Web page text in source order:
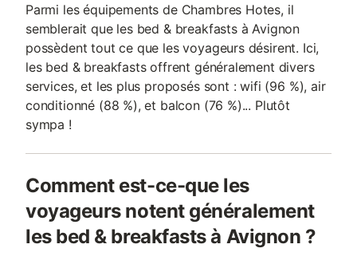
Parmi les équipements de Chambres Hotes, il
semblerait que les bed & breakfasts à Avignon
possèdent tout ce que les voyageurs désirent. Ici,
les bed & breakfasts offrent généralement divers
services, et les plus proposés sont : wifi (96 %), air
conditionné (88 %), et balcon (76 %)... Plutôt
sympa !
Comment est-ce-que les
voyageurs notent généralement
les bed & breakfasts à Avignon ?